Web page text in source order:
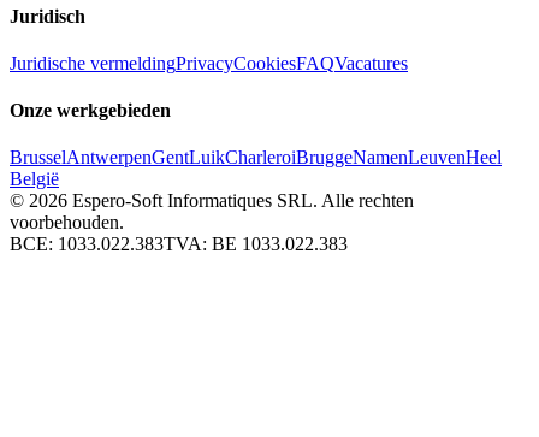
Juridisch
Juridische vermeldingPrivacyCookiesFAQVacatures
Onze werkgebieden
BrusselAntwerpenGentLuikCharleroiBruggeNamenLeuvenHeel
België
© 2026 Espero-Soft Informatiques SRL. Alle rechten
voorbehouden.
BCE: 1033.022.383TVA: BE 1033.022.383